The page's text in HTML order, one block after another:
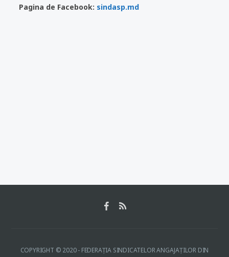
Pagina de Facebook: sindasp.md
COPYRIGHT © 2020 - FEDERAŢIA SINDICATELOR ANGAJAŢILOR DIN